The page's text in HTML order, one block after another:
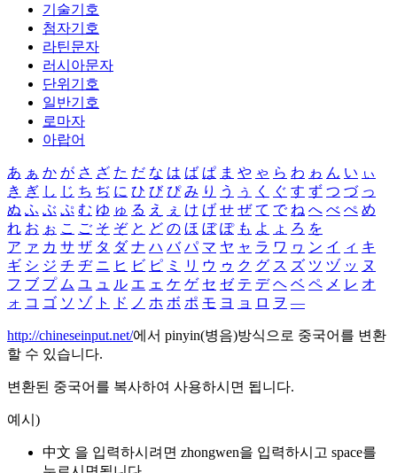
기술기호
첨자기호
라틴문자
러시아문자
단위기호
일반기호
로마자
아랍어
あ ぁ か が さ ざ た だ な は ば ぱ ま や ゃ ら わ ゎ ん い ぃ
き ぎ し じ ち ぢ に ひ び ぴ み り う ぅ く ぐ す ず つ づ っ
ぬ ふ ぶ ぷ む ゆ ゅ る え ぇ け げ せ ぜ て で ね へ べ ぺ め
れ お ぉ こ ご そ ぞ と ど の ほ ぼ ぽ も よ ょ ろ を
ア ァ カ サ ザ タ ダ ナ ハ バ パ マ ヤ ャ ラ ワ ヮ ン イ ィ キ
ギ シ ジ チ ヂ ニ ヒ ビ ピ ミ リ ウ ゥ ク グ ス ズ ツ ヅ ッ ヌ
フ ブ プ ム ユ ュ ル エ ェ ケ ゲ セ ゼ テ デ ヘ ベ ペ メ レ オ
ォ コ ゴ ソ ゾ ト ド ノ ホ ボ ポ モ ヨ ョ ロ ヲ ―
http://chineseinput.net/에서 pinyin(병음)방식으로 중국어를 변환
할 수 있습니다.
변환된 중국어를 복사하여 사용하시면 됩니다.
예시)
中文 을 입력하시려면 zhongwen을 입력하시고 space를